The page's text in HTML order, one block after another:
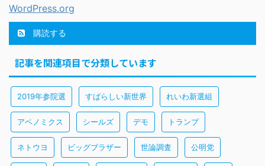
WordPress.org
購読する
記事を関連項目で分類しています
2019年参院選 すばらしい新世界 れいわ新選組
アベノミクス シールズ デモ トランプ
ネトウヨ ビッグブラザー 世論調査 公明党